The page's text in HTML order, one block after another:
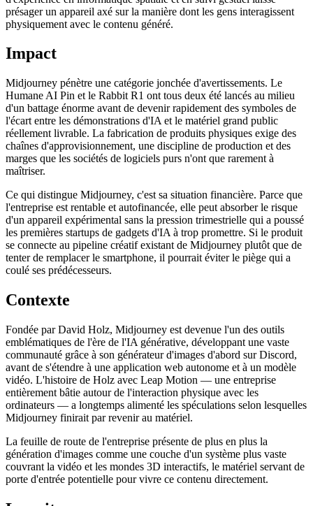
présager un appareil axé sur la manière dont les gens interagissent
physiquement avec le contenu généré.
Impact
Midjourney pénètre une catégorie jonchée d'avertissements. Le
Humane AI Pin et le Rabbit R1 ont tous deux été lancés au milieu
d'un battage énorme avant de devenir rapidement des symboles de
l'écart entre les démonstrations d'IA et le matériel grand public
réellement livrable. La fabrication de produits physiques exige des
chaînes d'approvisionnement, une discipline de production et des
marges que les sociétés de logiciels purs n'ont que rarement à
maîtriser.
Ce qui distingue Midjourney, c'est sa situation financière. Parce que
l'entreprise est rentable et autofinancée, elle peut absorber le risque
d'un appareil expérimental sans la pression trimestrielle qui a poussé
les premières startups de gadgets d'IA à trop promettre. Si le produit
se connecte au pipeline créatif existant de Midjourney plutôt que de
tenter de remplacer le smartphone, il pourrait éviter le piège qui a
coulé ses prédécesseurs.
Contexte
Fondée par David Holz, Midjourney est devenue l'un des outils
emblématiques de l'ère de l'IA générative, développant une vaste
communauté grâce à son générateur d'images d'abord sur Discord,
avant de s'étendre à une application web autonome et à un modèle
vidéo. L'histoire de Holz avec Leap Motion — une entreprise
entièrement bâtie autour de l'interaction physique avec les
ordinateurs — a longtemps alimenté les spéculations selon lesquelles
Midjourney finirait par revenir au matériel.
La feuille de route de l'entreprise présente de plus en plus la
génération d'images comme une couche d'un système plus vaste
couvrant la vidéo et les mondes 3D interactifs, le matériel servant de
porte d'entrée potentielle pour vivre ce contenu directement.